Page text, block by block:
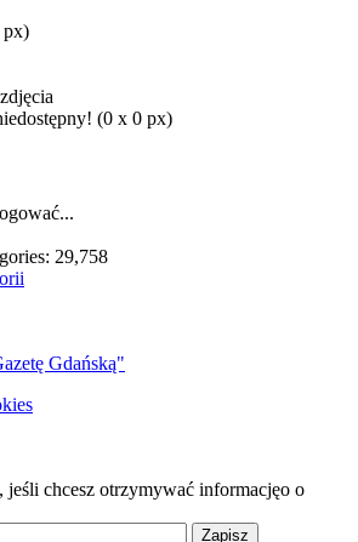
px)
(0 x 0 px)
29,758
Gdańską"
jeśli chcesz otrzymywać informacjęo o
Zapisz